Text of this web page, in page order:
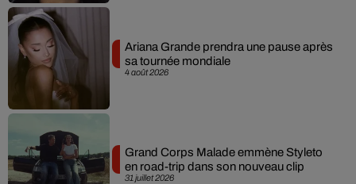
4 août 2026
Ariana Grande prendra une pause après
sa tournée mondiale
31 juillet 2026
Grand Corps Malade emmène Styleto
en road-trip dans son nouveau clip